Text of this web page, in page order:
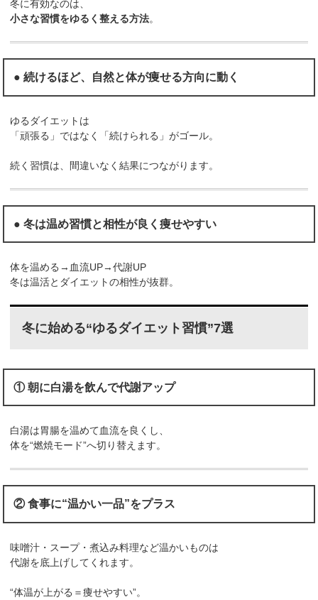
冬に有効なのは、
小さな習慣をゆるく整える方法。
● 続けるほど、自然と体が痩せる方向に動く
ゆるダイエットは
「頑張る」ではなく「続けられる」がゴール。
続く習慣は、間違いなく結果につながります。
● 冬は温め習慣と相性が良く痩せやすい
体を温める→血流UP→代謝UP
冬は温活とダイエットの相性が抜群。
冬に始める“ゆるダイエット習慣”7選
① 朝に白湯を飲んで代謝アップ
白湯は胃腸を温めて血流を良くし、
体を“燃焼モード”へ切り替えます。
② 食事に“温かい一品”をプラス
味噌汁・スープ・煮込み料理など温かいものは
代謝を底上げしてくれます。
“体温が上がる＝痩せやすい”。